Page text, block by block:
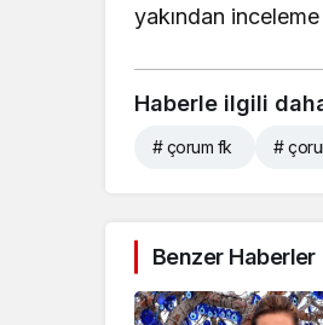
yakından inceleme
Haberle ilgili
# çorum fk #
Benzer Haberler